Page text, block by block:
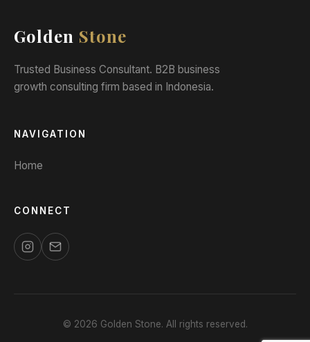
Golden Stone
Trusted Business Consultant. B2B business
growth consulting firm based in Indonesia.
NAVIGATION
Home
CONNECT
© 2026 Golden Stone. All rights reserved.